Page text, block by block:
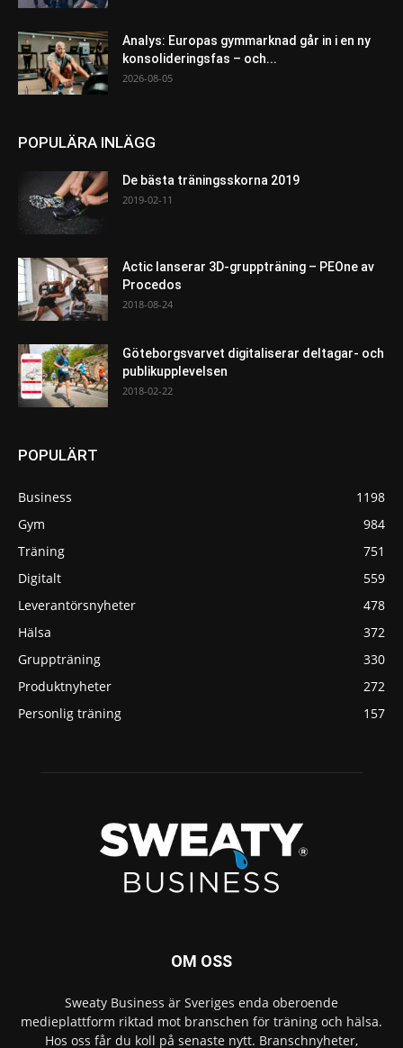
Analys: Europas gymmarknad går in i en ny
konsolideringsfas – och...
2026-08-05
POPULÄRA INLÄGG
De bästa träningsskorna 2019
2019-02-11
Actic lanserar 3D-gruppträning – PEOne av
Procedos
2018-08-24
Göteborgsvarvet digitaliserar deltagar- och
publikupplevelsen
2018-02-22
POPULÄRT
Business
1198
Gym
984
Träning
751
Digitalt
559
Leverantörsnyheter
478
Hälsa
372
Gruppträning
330
Produktnyheter
272
Personlig träning
157
OM OSS
Sweaty Business är Sveriges enda oberoende
medieplattform riktad mot branschen för träning och hälsa.
Hos oss får du koll på senaste nytt. Branschnyheter,